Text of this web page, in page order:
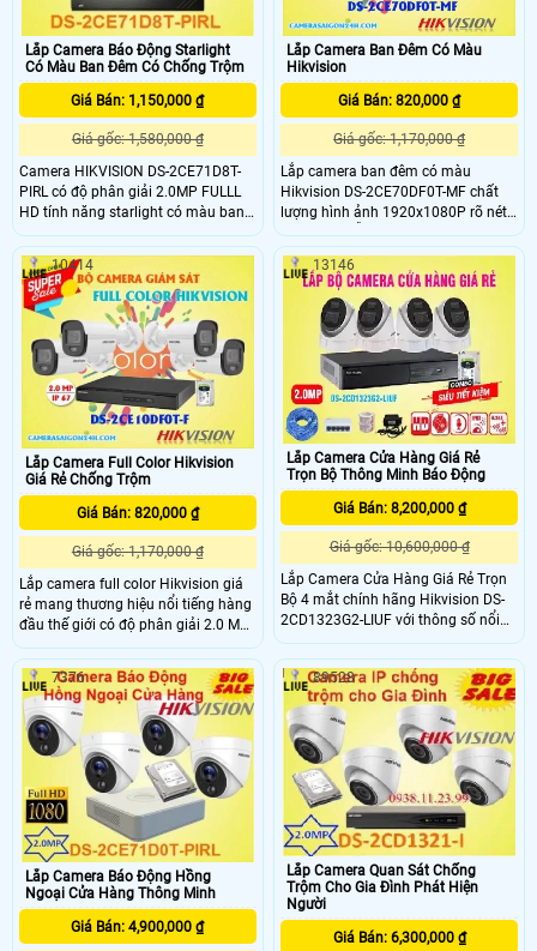
khác (như vật nuôi, lá cây,
Lắp Camera Báo Động Starlight
Có Màu Ban Đêm Có Chống Trộm
Giá Bán: 1,150,000 ₫
Giá gốc: 1,580,000 ₫
Camera HIKVISION DS-2CE71D8T-
PIRL có độ phân giải 2.0MP FULLL
HD tính năng starlight có màu ban
đêm khi ánh sáng yếu kèm hồng
ngoại báo động khi có chuyển động
khách hàng yên tâm hơn khi có
camera quan sát sẽ báo động về
cho khách hàng khi cần thiết rất
thích hợp lắp quản lí hàng hóa cửa
hàng , văn phòng , công ty , gia đình
, siêu thị , ngân hàng
Lắp Camera Ban Đêm Có Màu
Hikvision
Giá Bán: 820,000 ₫
Giá gốc: 1,170,000 ₫
Lắp camera ban đêm có màu
Hikvision DS-2CE70DF0T-MF chất
lượng hình ảnh 1920x1080P rõ nét,
sáng đẹp, hỗ trợ led trợ sáng tầm xa
20m và nhấp nháy đèn khi báo
động phù hợp cho gia đình, cửa
hàng, kho xưởng, . . .
Lắp Camera Full Color Hikvision
Giá Rẻ Chống Trộm
Giá Bán: 820,000 ₫
Giá gốc: 1,170,000 ₫
Lắp camera full color Hikvision giá
rẻ mang thương hiệu nổi tiếng hàng
đầu thế giới có độ phân giải 2.0 MP
giám sát ban đêm có màu sắc nét
nhờ hỗ trợ đèn trợ sáng 20m, Hỗ trợ
đèn sáng khi báo động, có khả năng
chống nước và bụi bẩn
10414
Lắp Camera Cửa Hàng Giá Rẻ
Trọn Bộ Thông Minh Báo Động
Giá Bán: 8,200,000 ₫
Giá gốc: 10,600,000 ₫
Lắp Camera Cửa Hàng Giá Rẻ Trọn
Bộ 4 mắt chính hãng Hikvision DS-
2CD1323G2-LIUF với thông số nổi
bật và các chức năng thông minh,
trang bị khả năng phát hiện chính
xác người và phương tiện, với chất
lượng hình ảnh sắc nét Full HD cả
ngày lẫn đêm và ghi lại hình ảnh có
âm thanh thì bộ camera cửa hàng
giá rẻ sẽ là sự lựa chọn vô cùng hợp
lý và tiết kiệm chi phí dành cho cửa
hàng của bạn.
13146
Lắp Camera Báo Động Hồng
Ngoại Cửa Hàng Thông Minh
Giá Bán: 4,900,000 ₫
7376
Lắp Camera Quan Sát Chống
Trộm Cho Gia Đình Phát Hiện
Người
Giá Bán: 6,300,000 ₫
89528